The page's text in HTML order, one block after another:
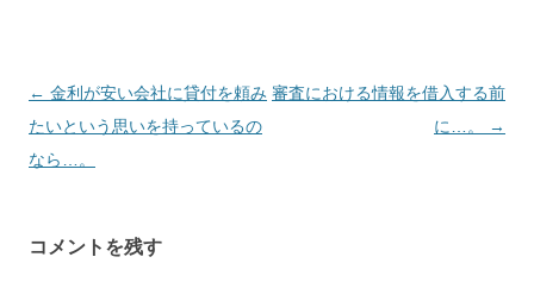
投
稿
ナ
ー
← 金利が安い会社に貸付を頼み
たいという思いを持っているの
なら…。
審査における情報を借入する前
に…。
→
コメントを残す